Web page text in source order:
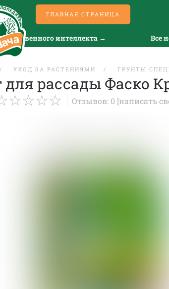
ГЛАВНАЯ СТРАНИЦА
интеллекта → Все
УХОД ЗА РАСТЕНИЯМИ ГРУНТЫ
для рассады Фаско
Отзывов: 0 [написать